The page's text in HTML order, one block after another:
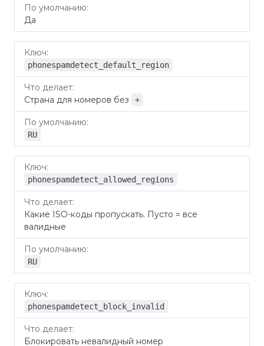
Да
phonespamdetect_default_region
Страна для номеров без +
RU
phonespamdetect_allowed_regions
Какие ISO-коды пропускать. Пусто = все
валидные
RU
phonespamdetect_block_invalid
Блокировать невалидный номер